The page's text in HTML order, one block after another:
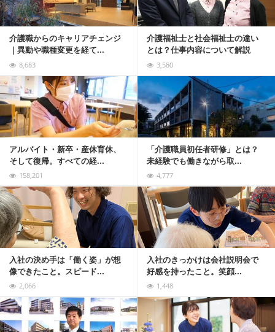
介護職からのキャリアチェンジ
｜異動や職種変更を経て...
8,683
介護福祉士と社会福祉士の違い
とは？仕事内容について解説
3,580
アルバイト・新卒・産休育休、
そして復帰。すべての経...
158,201
「介護職員初任者研修」とは？
未経験でも働きながら取...
4,777
記事を読む
入社の決め手は「働く姿」が想
像できたこと。スピード...
2,066
入社のきっかけは会社説明会で
好感を持ったこと。笑顔...
1,448
記事を読む
記事を読む